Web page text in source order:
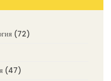
(72)
(47)